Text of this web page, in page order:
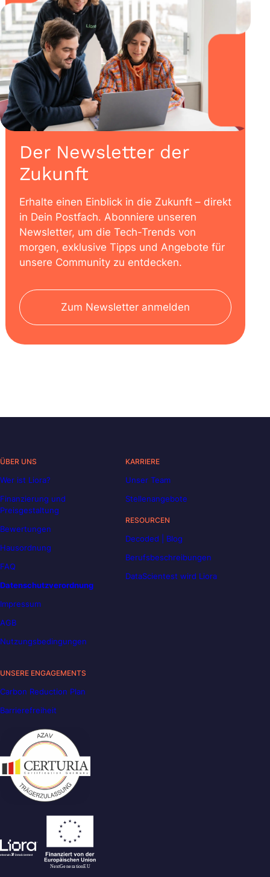
Der Newsletter der
Zukunft
Erhalte einen Einblick in die Zukunft – direkt
in Dein Postfach. Abonniere unseren
Newsletter, um die Tech-Trends von
morgen, exklusive Tipps und Angebote für
unsere Community zu entdecken.
Zum Newsletter anmelden
ÜBER UNS
Wer ist Liora?
Finanzierung und
Preisgestaltung
Bewertungen
Hausordnung
FAQ
Datenschutzverordnung
Impressum
AGB
Nutzungsbedingungen
KARRIERE
Unser Team
Stellenangebote
RESOURCEN
Decoded | Blog
Berufsbeschreibungen
DataScientest wird Liora
UNSERE ENGAGEMENTS
Carbon Reduction Plan
Barrierefreiheit